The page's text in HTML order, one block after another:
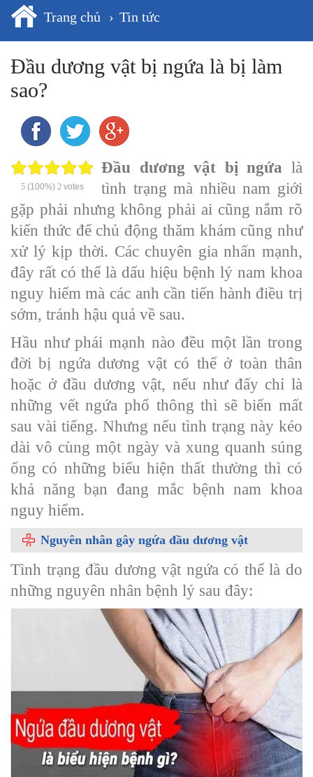
Trang chủ › Tin tức
Đầu dương vật bị ngứa là bị làm
sao?
5 (100%) 2 votes
Đầu dương vật bị ngứa là
tình trạng mà nhiều nam giới
gặp phải nhưng không phải ai cũng nắm rõ
kiến thức để chủ động thăm khám cũng như
xử lý kịp thời. Các chuyên gia nhấn mạnh,
đây rất có thể là dấu hiệu bệnh lý nam khoa
nguy hiểm mà các anh cần tiến hành điều trị
sớm, tránh hậu quả về sau.
Hầu như phái mạnh nào đều một lần trong
đời bị ngứa dương vật có thể ở toàn thân
hoặc ở đầu dương vật, nếu như đấy chỉ là
những vết ngứa phổ thông thì sẽ biến mất
sau vài tiếng. Nhưng nếu tình trạng này kéo
dài vô cùng một ngày và xung quanh súng
ống có những biểu hiện thất thường thì có
khả năng bạn đang mắc bệnh nam khoa
nguy hiểm.
Nguyên nhân gây ngứa đầu dương vật
Tình trạng đầu dương vật ngứa có thể là do
những nguyên nhân bệnh lý sau đây: